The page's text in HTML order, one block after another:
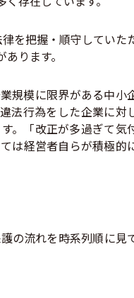
を把握・順守していた
ります。
規模に限界がある中小
法行為をした企業に対
。「改正が多過ぎて気
は経営者自らが積極的
の流れを時系列順に見